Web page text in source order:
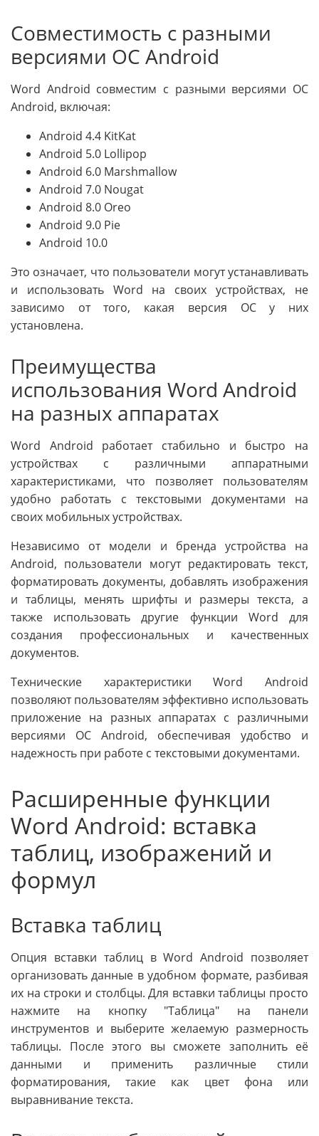
Совместимость с разными
версиями ОС Android
Word Android совместим с разными версиями ОС
Android, включая:
Android 4.4 KitKat
Android 5.0 Lollipop
Android 6.0 Marshmallow
Android 7.0 Nougat
Android 8.0 Oreo
Android 9.0 Pie
Android 10.0
Это означает, что пользователи могут устанавливать
и использовать Word на своих устройствах, не
зависимо от того, какая версия ОС у них
установлена.
Преимущества
использования Word Android
на разных аппаратах
Word Android работает стабильно и быстро на
устройствах с различными аппаратными
характеристиками, что позволяет пользователям
удобно работать с текстовыми документами на
своих мобильных устройствах.
Независимо от модели и бренда устройства на
Android, пользователи могут редактировать текст,
форматировать документы, добавлять изображения
и таблицы, менять шрифты и размеры текста, а
также использовать другие функции Word для
создания профессиональных и качественных
документов.
Технические характеристики Word Android
позволяют пользователям эффективно использовать
приложение на разных аппаратах с различными
версиями ОС Android, обеспечивая удобство и
надежность при работе с текстовыми документами.
Расширенные функции
Word Android: вставка
таблиц, изображений и
формул
Вставка таблиц
Опция вставки таблиц в Word Android позволяет
организовать данные в удобном формате, разбивая
их на строки и столбцы. Для вставки таблицы просто
нажмите на кнопку "Таблица" на панели
инструментов и выберите желаемую размерность
таблицы. После этого вы сможете заполнить её
данными и применить различные стили
форматирования, такие как цвет фона или
выравнивание текста.